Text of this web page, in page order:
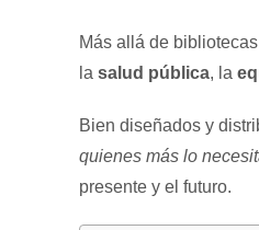
Más allá de
la salud pública, la
Bien diseñados y
quienes más lo
presente y el futuro.